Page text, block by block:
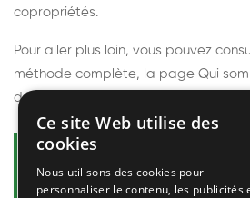
copropriétés.
Pour aller plus loin, vous pouvez
méthode complète, la page Qui
découvrir
Questions
Le frelon européen est-il
Ce site Web utilise des
cookies
Nous utilisons des cookies pour
personnaliser le contenu, les publicités